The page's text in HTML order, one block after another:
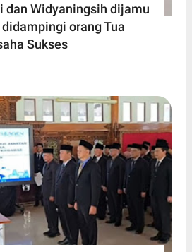
dan Widyaningsih dijamu
orang Tua
Sukses